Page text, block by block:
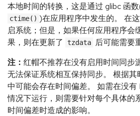
本地时间的转换，这是通过 glibc 函
ctime() )在应用程序中发生的。 在
启系统；但是，如果任何应用程序会
果，则在更新了
tzdata
后可能需要
注： 红帽不推荐在没有启用时间同步
无法保证系统相互保持同步。 根据
中可能会存在时间偏差。 如需在没
情况下运行，则需要针对每个具体的
时间偏差时造成的影响。